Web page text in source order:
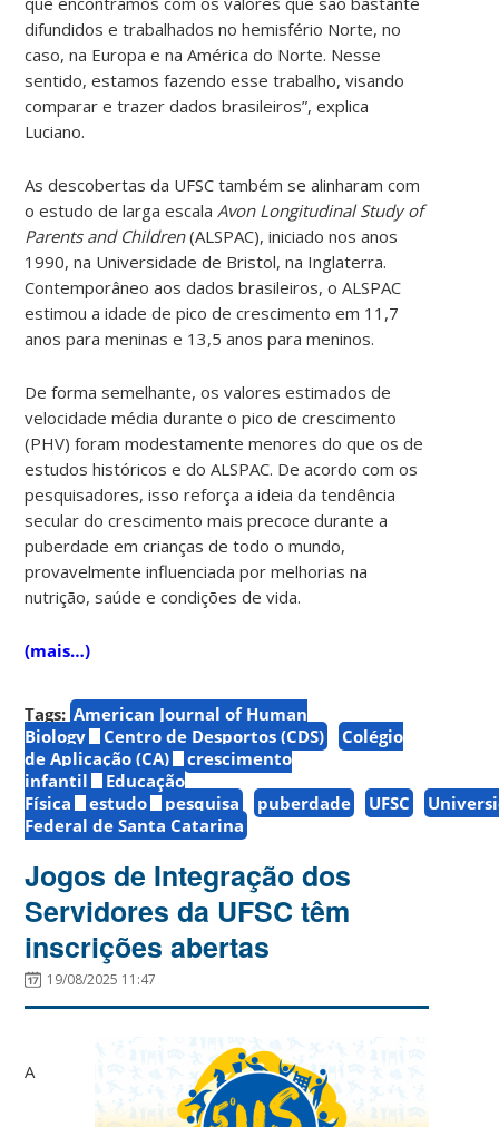
difundidos e trabalhados no hemisfério Norte, no
caso, na Europa e na América do Norte. Nesse
sentido, estamos fazendo esse trabalho, visando
comparar e trazer dados brasileiros”, explica
Luciano.
As descobertas da UFSC também se alinharam com
o estudo de larga escala Avon Longitudinal Study of
Parents and Children(ALSPAC), iniciado nos anos
1990, na Universidade de Bristol, na Inglaterra.
Contemporâneo aos dados brasileiros, o ALSPAC
estimou a idade de pico de crescimento em 11,7
anos para meninas e 13,5 anos para meninos.
De forma semelhante, os valores estimados de
velocidade média durante o pico de crescimento
(PHV) foram modestamente menores do que os de
estudos históricos e do ALSPAC. De acordo com os
pesquisadores, isso reforça a ideia da tendência
secular do crescimento mais precoce durante a
puberdade em crianças de todo o mundo,
provavelmente influenciada por melhorias na
nutrição, saúde e condições de vida.
(mais…)
Tags: American Journal of Human
Biology
Centro de Desportos (CDS)
Colégio
de Aplicação (CA)
crescimento
infantil
Educação
Física
estudo pesquisa puberdade UFSC
Federal de Santa Catarina
Jogos de Integração dos
Servidores da UFSC têm
inscrições abertas
19/08/2025 11:47
A